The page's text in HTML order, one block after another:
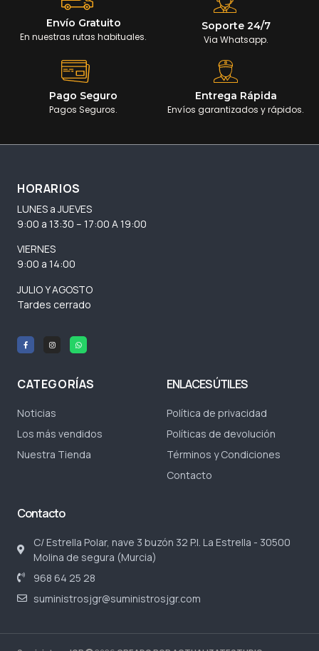
Envío Gratuito
En nuestras rutas habituales.
Soporte 24/7
Via Whatsapp.
Pago Seguro
Pagos Seguros.
Entrega Rápida
Envíos garantizados y rápidos.
HORARIOS
LUNES a JUEVES
9:00 a 13:30 – 17:00 A 19:00
VIERNES
9:00 a 14:00
JULIO Y AGOSTO
Tardes cerrado
CATEGORÍAS
Noticias
Los más vendidos
Nuestra Tienda
ENLACES ÚTILES
Política de privacidad
Políticas de devolución
Términos y Condiciones
Contacto
Contacto
C/ Estrella Polar, nave 3 buzón 32 P.I. La Estrella - 30500
Molina de segura (Murcia)
968 64 25 28
suministrosjgr@suministrosjgr.com